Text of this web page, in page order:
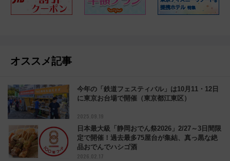
オススメ記事
今年の「鉄道フェスティバル」は10月11・12日
に東京お台場で開催（東京都江東区）
2025.09.19
日本最大級「静岡おでん祭2026」2/27～3日間限
定で開催！過去最多75屋台が集結、真っ黒な絶
品おでんでハシゴ酒
2026.02.17